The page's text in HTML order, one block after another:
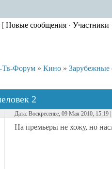
[ Новые сообщения· Участники
Тв-Форум » Кино »
2
Дата: Воскресенье, 09 Мая 2010,
На премьеры не хожу, но